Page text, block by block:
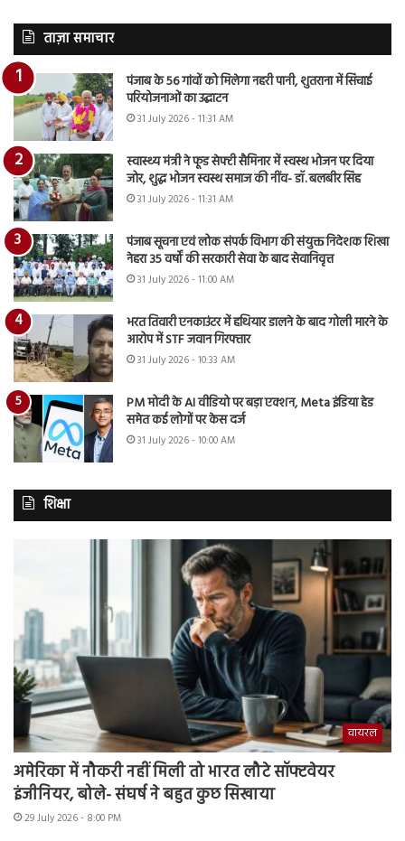
ताज़ा समाचार
पंजाब के 56 गांवों को मिलेगा नहरी पानी, शुतराना में सिंचाई
परियोजनाओं का उद्घाटन
31 July 2026 - 11:31 AM
स्वास्थ्य मंत्री ने फूड सेफ्टी सैमिनार में स्वस्थ भोजन पर दिया
जोर, शुद्ध भोजन स्वस्थ समाज की नींव- डॉ. बलबीर सिंह
31 July 2026 - 11:31 AM
पंजाब सूचना एवं लोक संपर्क विभाग की संयुक्त निदेशक शिखा
नेहरा 35 वर्षों की सरकारी सेवा के बाद सेवानिवृत्त
31 July 2026 - 11:00 AM
भरत तिवारी एनकाउंटर में हथियार डालने के बाद गोली मारने के
आरोप में STF जवान गिरफ्तार
31 July 2026 - 10:33 AM
PM मोदी के AI वीडियो पर बड़ा एक्शन, Meta इंडिया हेड
समेत कई लोगों पर केस दर्ज
31 July 2026 - 10:00 AM
शिक्षा
वायरल
अमेरिका में नौकरी नहीं मिली तो भारत लौटे सॉफ्टवेयर
इंजीनियर, बोले- संघर्ष ने बहुत कुछ सिखाया
29 July 2026 - 8:00 PM